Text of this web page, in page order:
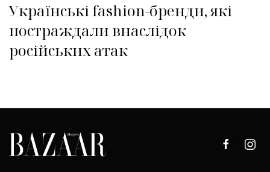
Українські fashion-бренди, які
постраждали внаслідок
російських атак